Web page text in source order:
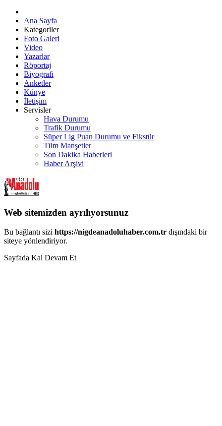
Ana Sayfa
Kategoriler
Foto Galeri
Video
Yazarlar
Röportaj
Biyografi
Anketler
Künye
İletişim
Servisler
Hava Durumu
Trafik Durumu
Süper Lig Puan Durumu ve Fikstür
Tüm Manşetler
Son Dakika Haberleri
Haber Arşivi
Web sitemizden ayrılıyorsunuz
Bu bağlantı sizi https://nigdeanadoluhaber.com.tr dışındaki bir
siteye yönlendiriyor.
Sayfada Kal Devam Et